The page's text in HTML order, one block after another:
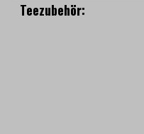
Teezubehör: